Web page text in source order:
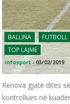
BALLINA FUTBOLL
TOP LAJME
infosport - 03/02/2019
Renova gjatë ditës
kontrollues në